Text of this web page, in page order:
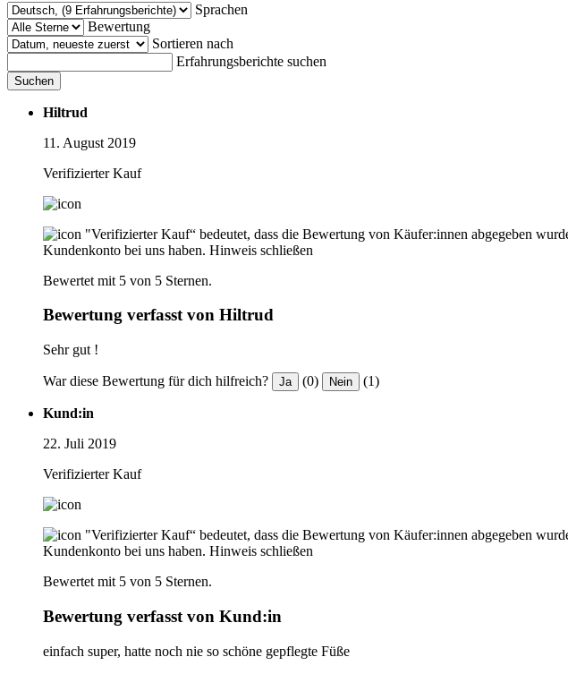
Sprachen
Bewertung
Sortieren nach
Erfahrungsberichte suchen
Suchen
Hiltrud
11. August 2019
Verifizierter Kauf
"Verifizierter Kauf“ bedeutet, dass die Bewertung von Käufer:innen abgegeben
Kundenkonto bei uns haben. Hinweis schließen
Bewertet mit 5 von 5 Sternen.
Bewertung verfasst von Hiltrud
Sehr gut !
War diese Bewertung für dich hilfreich? Ja (0) Nein (1)
Kund:in
22. Juli 2019
Verifizierter Kauf
"Verifizierter Kauf“ bedeutet, dass die Bewertung von Käufer:innen abgegeben
Kundenkonto bei uns haben. Hinweis schließen
Bewertet mit 5 von 5 Sternen.
Bewertung verfasst von Kund:in
einfach super, hatte noch nie so schöne gepflegte Füße